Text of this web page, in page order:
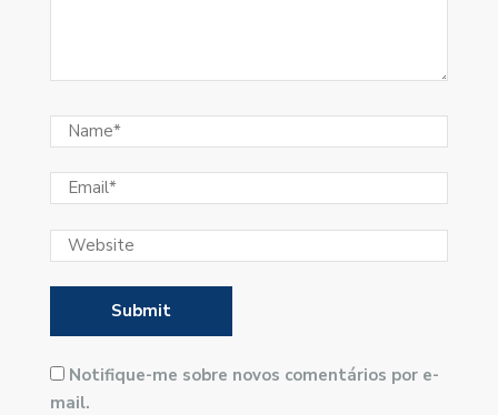
Notifique-me sobre novos comentários por e-
mail.